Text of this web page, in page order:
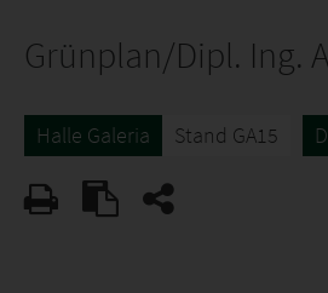
Grünplan/Dipl. Ing.
Halle Galeria Stand GA15